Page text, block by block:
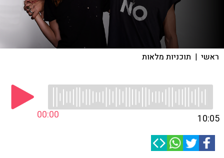
ראשי | תוכניות מלאות
00:00 10:05